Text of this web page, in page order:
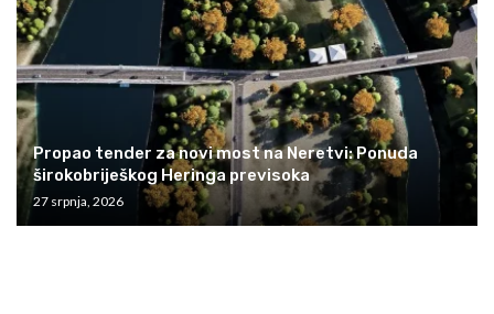
Propao tender za novi most na Neretvi: Ponuda
širokobriješkog Heringa previsoka
27 srpnja, 2026